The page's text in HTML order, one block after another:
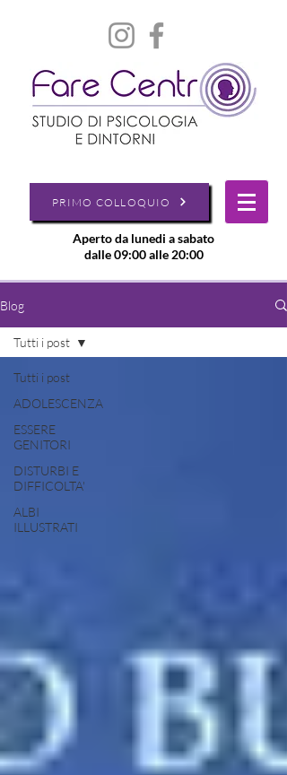
PRIMO COLLOQUIO
Aperto da lunedi a sabato
dalle 09:00 alle 20:00
Blog
Tutti i post
ADOLESCENZA
ESSERE
GENITORI
DISTURBI E
DIFFICOLTA'
ALBI
ILLUSTRATI
Tutti i post